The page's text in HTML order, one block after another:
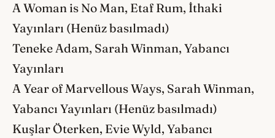
A Woman is No Man, Etaf Rum, İthaki
Yayınları (Henüz basılmadı)
Teneke Adam, Sarah Winman, Yabancı
Yayınları
A Year of Marvellous Ways, Sarah Winman,
Yabancı Yayınları (Henüz basılmadı)
Kuşlar Öterken, Evie Wyld, Yabancı